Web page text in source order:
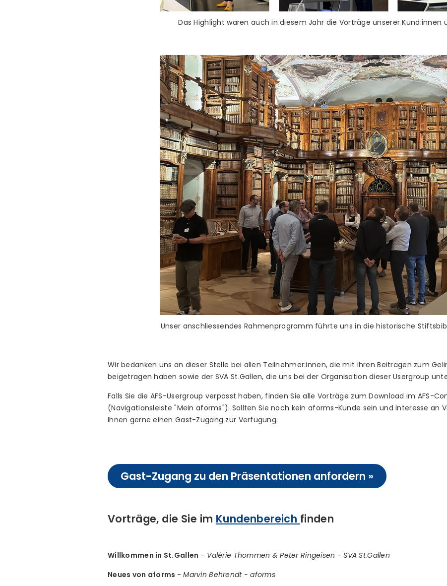
Das Highlight waren auch in diesem Jahr die Vorträge unserer Kund:innen
Unser anschliessendes Rahmenprogramm führte uns in die historische
Wir bedanken uns an dieser Stelle bei allen Teilnehmer:innen, die mit ihren Beiträgen zum
beigetragen haben sowie der SVA St.Gallen, die uns bei der Organisation dieser Usergroup
Falls Sie die AFS-Usergroup verpasst haben, finden Sie alle Vorträge zum Download im AFS-
(Navigationsleiste "Mein aforms"). Sollten Sie noch kein aforms-Kunde sein und Interesse an
Ihnen gerne einen Gast-Zugang zur Verfügung.
Gast-Zugang zu den Präsentationen anfordern »
Vorträge, die Sie im Kundenbereich finden
Willkommen in St.Gallen - Valérie Thommen & Peter Ringeisen - SVA St.Gallen
Neues von aforms -Marvin Behrendt - aforms